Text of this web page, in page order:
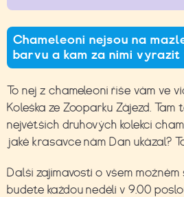
Chameleoni nejsou na
barvu a kam za nimi vyrazit
To nej z chameleoní říše vám ve
Koleška ze Zooparku Zájezd. Tam
největších druhových kolekcí
jaké krasavce nám Dan ukázal?
Další zajímavosti o všem možném
budete každou neděli v 9.00